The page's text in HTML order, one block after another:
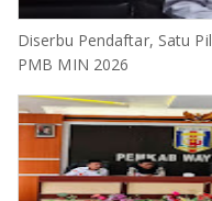
Diserbu Pendaftar, Satu
PMB MIN 2026